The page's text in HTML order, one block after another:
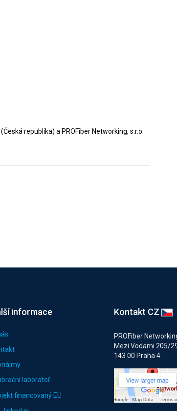
republika) a PROFiber Networking, s.r.o.
informace
laboratoř
financovaný EU
Kontakt CZ
PROFiber
Mezi Vodami 205/
143 00 Praha 4